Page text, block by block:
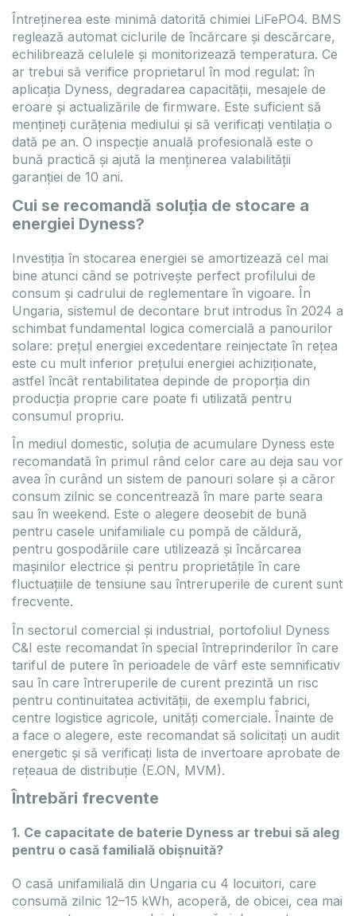
Întreținerea este minimă datorită chimiei LiFePO4. BMS
reglează automat ciclurile de încărcare și descărcare,
echilibrează celulele și monitorizează temperatura. Ce
ar trebui să verifice proprietarul în mod regulat: în
aplicația Dyness, degradarea capacității, mesajele de
eroare și actualizările de firmware. Este suficient să
mențineți curățenia mediului și să verificați ventilația o
dată pe an. O inspecție anuală profesională este o
bună practică și ajută la menținerea valabilității
garanției de 10 ani.
Cui se recomandă soluția de stocare a
energiei Dyness?
Investiția în stocarea energiei se amortizează cel mai
bine atunci când se potrivește perfect profilului de
consum și cadrului de reglementare în vigoare. În
Ungaria, sistemul de decontare brut introdus în 2024 a
schimbat fundamental logica comercială a panourilor
solare: prețul energiei excedentare reinjectate în rețea
este cu mult inferior prețului energiei achiziționate,
astfel încât rentabilitatea depinde de proporția din
producția proprie care poate fi utilizată pentru
consumul propriu.
În mediul domestic, soluția de acumulare Dyness este
recomandată în primul rând celor care au deja sau vor
avea în curând un sistem de panouri solare și a căror
consum zilnic se concentrează în mare parte seara
sau în weekend. Este o alegere deosebit de bună
pentru casele unifamiliale cu pompă de căldură,
pentru gospodăriile care utilizează și încărcarea
mașinilor electrice și pentru proprietățile în care
fluctuațiile de tensiune sau întreruperile de curent sunt
frecvente.
În sectorul comercial și industrial, portofoliul Dyness
C&I este recomandat în special întreprinderilor în care
tariful de putere în perioadele de vârf este semnificativ
sau în care întreruperile de curent prezintă un risc
pentru continuitatea activității, de exemplu fabrici,
centre logistice agricole, unități comerciale. Înainte de
a face o alegere, este recomandat să solicitați un audit
energetic și să verificați lista de invertoare aprobate de
rețeaua de distribuție (E.ON, MVM).
Întrebări frecvente
1. Ce capacitate de baterie Dyness ar trebui să aleg
pentru o casă familială obișnuită?
O casă unifamilială din Ungaria cu 4 locuitori, care
consumă zilnic 12–15 kWh, acoperă, de obicei, cea mai